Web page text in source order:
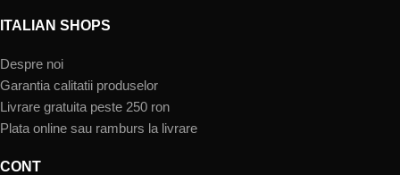
ITALIAN SHOPS
Despre noi
Garantia calitatii produselor
Livrare gratuita peste 250 ron
Plata online sau ramburs la livrare
CONT